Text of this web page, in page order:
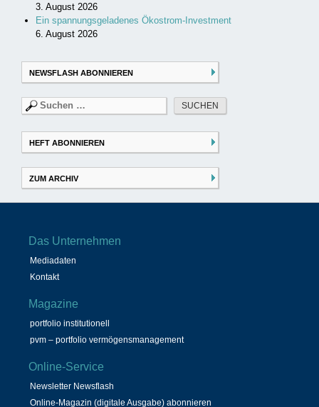
3. August 2026
Ein spannungsgeladenes Ökostrom-Investment
6. August 2026
NEWSFLASH ABONNIEREN
Suchen
nach:
HEFT ABONNIEREN
ZUM ARCHIV
Das Unternehmen
Mediadaten
Kontakt
Magazine
portfolio institutionell
pvm – portfolio vermögensmanagement
Online-Service
Newsletter Newsflash
Online-Magazin (digitale Ausgabe) abonnieren